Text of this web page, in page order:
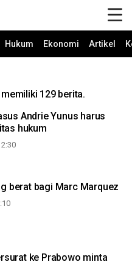
Hukum Ekonomi Artikel
129 berita.
Andrie Yunus harus
hukum
berat bagi Marc Marquez
ke Prabowo minta